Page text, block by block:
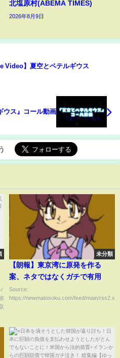
北塩原村(ABEMA TIMES)
2026年8月9日
Video】夏空とペテルギウス
ウス』コール動画
未分類
【朗報】東京湾に原発を作る
案、ネタではなくガチで有用
Source:
https://newmatosoku.com/feed/main/